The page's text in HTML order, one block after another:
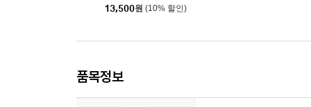
13,500원 (10% 할인)
품목정보